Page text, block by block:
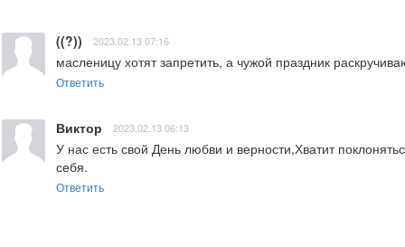
((?)) 2023.02.13 07:16
масленицу хотят запретить, а чужой праздник
Ответить
Виктор 2023.02.13 06:13
У нас есть свой День любви и верности,Хватит
себя.
Ответить